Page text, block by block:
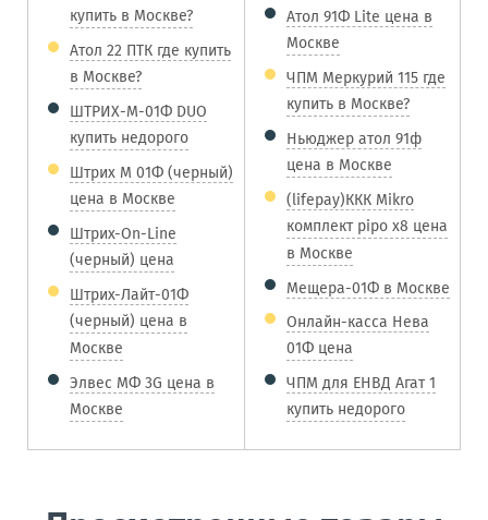
купить в Москве?
Атол 22 ПТК где купить
в Москве?
ШТРИХ-М-01Ф DUO
купить недорого
Штрих М 01Ф (черный)
цена в Москве
Штрих-On-Line
(черный) цена
Штрих-Лайт-01Ф
(черный) цена в
Москве
Элвес МФ 3G цена в
Москве
Атол 91Ф Lite цена в
Москве
ЧПМ Меркурий 115 где
купить в Москве?
Ньюджер атол 91ф
цена в Москве
(lifepay)ККК Mikro
комплект pipo x8 цена
в Москве
Мещера-01Ф в Москве
Онлайн-касса Нева
01Ф цена
ЧПМ для ЕНВД Агат 1
купить недорого